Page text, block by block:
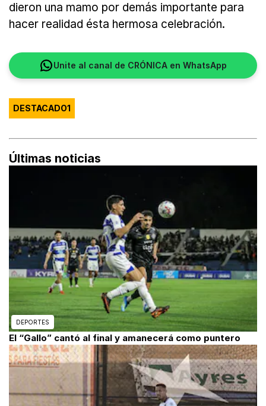
dieron una mamo por demás importante para
hacer realidad ésta hermosa celebración.
Unite al canal de CRÓNICA en WhatsApp
DESTACADO1
Últimas noticias
DEPORTES
El “Gallo” cantó al final y amanecerá como puntero